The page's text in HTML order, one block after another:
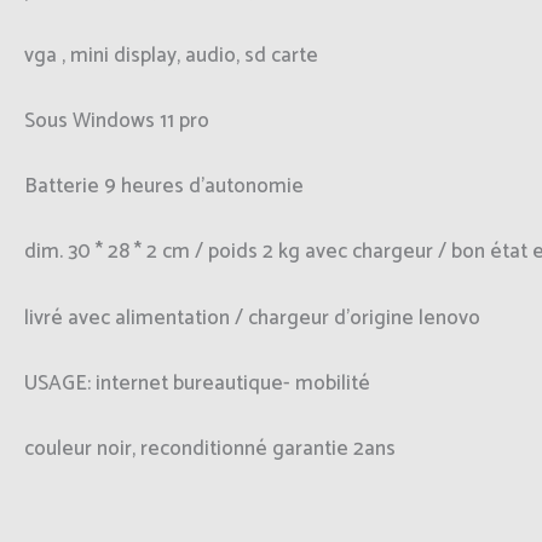
vga , mini display, audio, sd carte
Sous Windows 11 pro
Batterie 9 heures d’autonomie
dim. 30 * 28 * 2 cm / poids 2 kg avec chargeur / bon état
livré avec alimentation / chargeur d’origine lenovo
USAGE: internet bureautique- mobilité
couleur noir, reconditionné garantie 2ans